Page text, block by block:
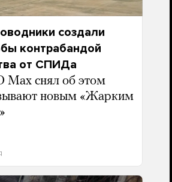
создали
контрабандой
от СПИДа
Max снял об этом
новым «Жарким